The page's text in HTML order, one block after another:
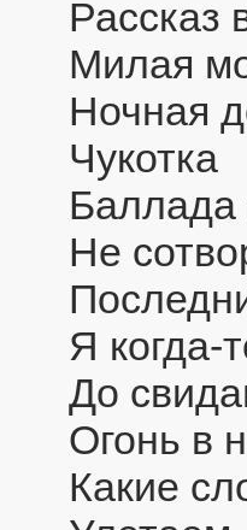
Рассказ
Милая
Ночная
Чукотка
Баллада
Не
Я когда-
До
Огонь в
Какие